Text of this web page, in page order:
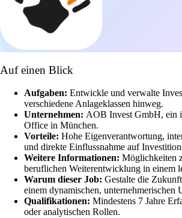
Auf einen Blick
Aufgaben: Entwickle und verwalte
verschiedene Anlageklassen hinweg.
Unternehmen: AOB Invest GmbH, ein
Office in München.
Vorteile: Hohe Eigenverantwortung,
und direkte Einflussnahme auf
Weitere Informationen: Möglichkeiten
beruflichen Weiterentwicklung in einem
Warum dieser Job: Gestalte die
einem dynamischen, unternehmerischen
Qualifikationen: Mindestens 7 Jahre
oder analytischen Rollen.